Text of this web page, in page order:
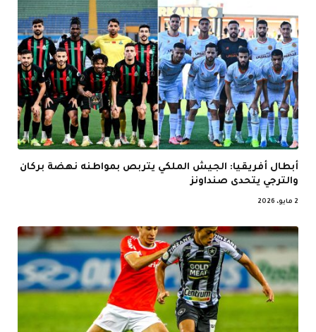
أبطال أفريقيا: الجيش الملكي يتربص بمواطنه نهضة بركان
والترجي يتحدى صنداونز
2 مايو، 2026